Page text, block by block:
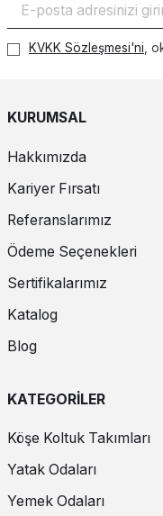
KVKK Sözleşmesi'ni,
KURUMSAL
Hakkımızda
Kariyer Fırsatı
Referanslarımız
Ödeme Seçenekleri
Sertifikalarımız
Katalog
Blog
KATEGORİLER
Köşe Koltuk Takımları
Yatak Odaları
Yemek Odaları